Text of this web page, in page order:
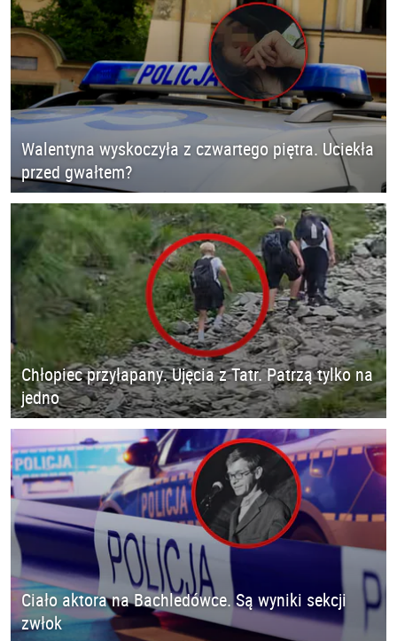
Walentyna wyskoczyła z czwartego piętra. Uciekła
przed gwałtem?
Chłopiec przyłapany. Ujęcia z Tatr. Patrzą tylko na
jedno
Ciało aktora na Bachledówce. Są wyniki sekcji
zwłok